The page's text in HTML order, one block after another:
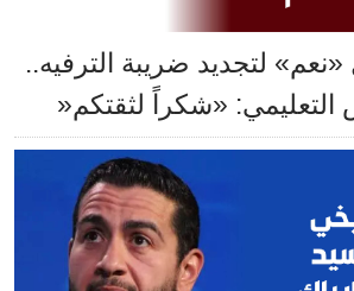
لتجديد ضريبة الترفيه..
«شكراً لثقتكم«